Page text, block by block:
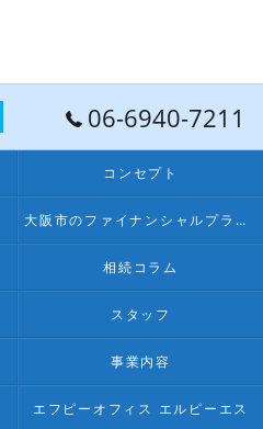
06-6940-7211
コンセプト
大阪市のファイナンシャルプランナー･FPオフィス LPSの評判
相続コラム
スタッフ
事業内容
エフピーオフィス エルピーエス